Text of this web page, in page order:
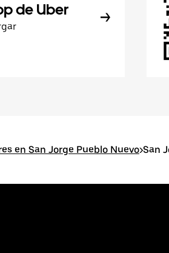
de Uber
en San Jorge Pueblo Nuevo>San